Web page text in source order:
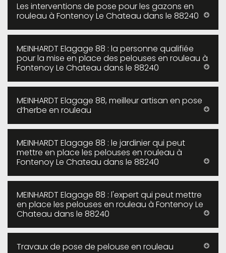
Les interventions de pose pour les gazons en
rouleau à Fontenoy Le Chateau dans le 88240
MEINHARDT Elagage 88 : la personne qualifiée
pour la mise en place des pelouses en rouleau à
Fontenoy Le Chateau dans le 88240
MEINHARDT Elagage 88, meilleur artisan en pose
d’herbe en rouleau
MEINHARDT Elagage 88 : le jardinier qui peut
mettre en place les pelouses en rouleau à
Fontenoy Le Chateau dans le 88240
MEINHARDT Elagage 88 : l'expert qui peut mettre
en place les pelouses en rouleau à Fontenoy Le
Chateau dans le 88240
Travaux de pose de pelouse en rouleau